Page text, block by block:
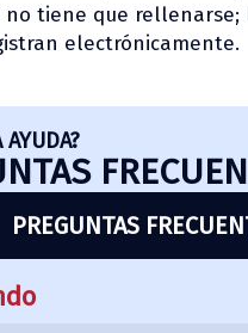
no tiene que rellenarse;
electrónicamente.
AYUDA?
PREGUNTAS